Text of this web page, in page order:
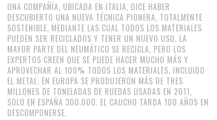
UNA COMPAÑÍA, UBICADA EN ITALIA, DICE HABER
DESCUBIERTO UNA NUEVA TÉCNICA PIONERA, TOTALMENTE
SOSTENIBLE, MEDIANTE LAS CUAL TODOS LOS MATERIALES
PUEDEN SER RECICLADOS Y TENER UN NUEVO USO. LA
MAYOR PARTE DEL NEUMÁTICO SE RECICLA, PERO LOS
EXPERTOS CREEN QUE SE PUEDE HACER MUCHO MÁS Y
APROVECHAR AL 100% TODOS LOS MATERIALES, INCLUIDO
EL METAL. EN EUROPA SE PRODUJERON MÁS DE TRES
MILLONES DE TONELADAS DE RUEDAS USADAS EN 2011,
SOLO EN ESPAÑA 300.000. EL CAUCHO TARDA 100 AÑOS EN
DESCOMPONERSE.